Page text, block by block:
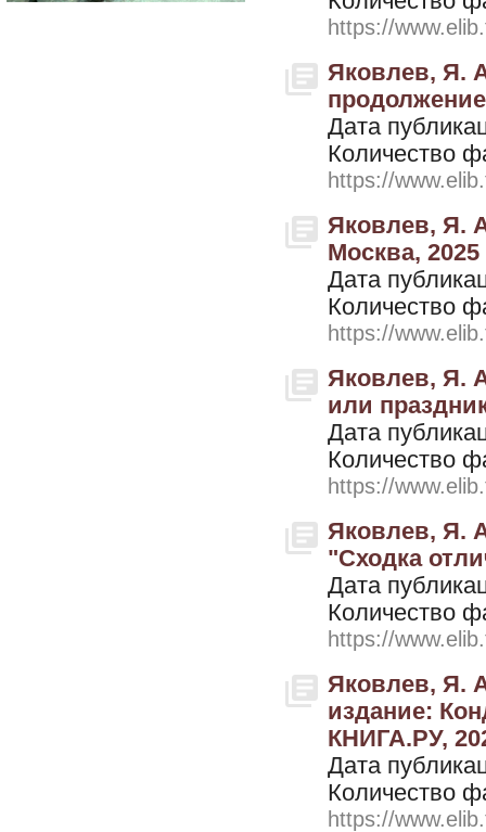
https://
Яковлев, Я.
Дата
Количество
https://
Яковлев, Я.
Москва, 2025
Дата
Количество
https://
Яковлев, Я.
или
Дата
Количество
https://
Яковлев, Я.
"Сходка
Дата
Количество
https://
Яковлев, Я.
издание:
КНИГА.РУ,
Дата
Количество
https://